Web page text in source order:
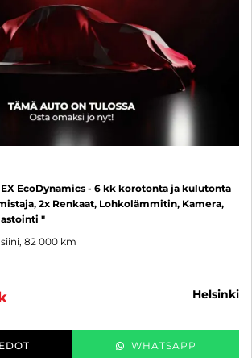
EX EcoDynamics - 6 kk korotonta ja kulutonta
2x Renkaat, Lohkolämmitin, Kamera,
"
82 000 km
helsinki
WHATSAPP